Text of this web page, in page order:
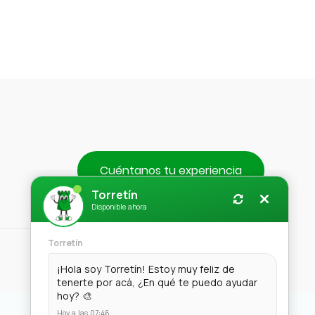
Cuéntanos tu experiencia